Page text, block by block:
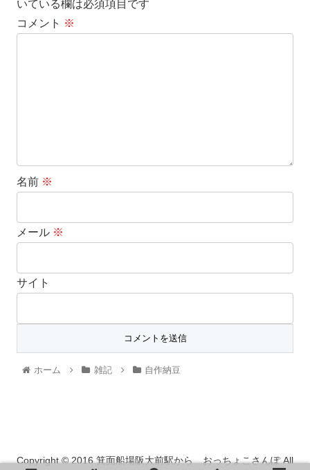
いている欄は必須項目です
コメント ※
名前 ※
メール ※
サイト
ホーム 雑記 自作納豆
Copyright © 2016 箕面船場阪大前駅から おっちょこさんぽ All